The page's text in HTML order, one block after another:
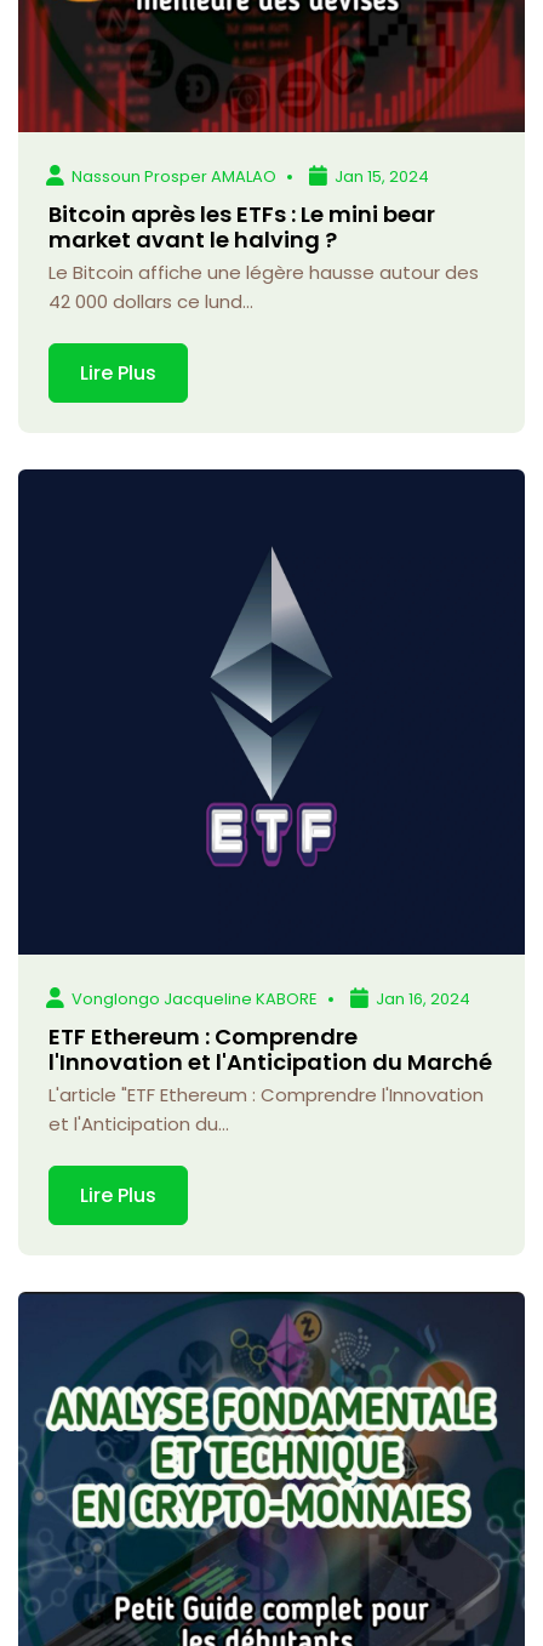
Nassoun Prosper AMALAO Jan 15, 2024
Bitcoin après les ETFs : Le mini bear
market avant le halving ?
Le Bitcoin affiche une légère hausse autour des
42 000 dollars ce lund...
Lire Plus
Vonglongo Jacqueline KABORE Jan 16, 2024
ETF Ethereum : Comprendre
l'Innovation et l'Anticipation du Marché
L'article "ETF Ethereum : Comprendre l'Innovation
et l'Anticipation du...
Lire Plus